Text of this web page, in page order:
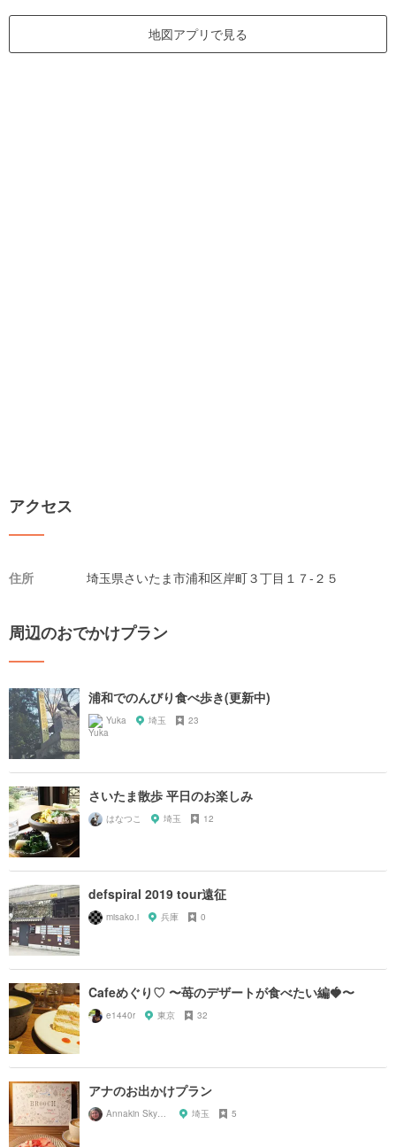
地図アプリで見る
アクセス
住所 埼玉県さいたま市浦和区岸町３丁目１７-２５
周辺のおでかけプラン
浦和でのんびり食べ歩き(更新中)
Yuka 埼玉 23
さいたま散歩 平日のお楽しみ
はなつこ 埼玉 12
defspiral 2019 tour遠征
misako.i 兵庫 0
Cafeめぐり♡ 〜苺のデザートが食べたい編🍓〜
e1440r 東京 32
アナのお出かけプラン
埼玉 5